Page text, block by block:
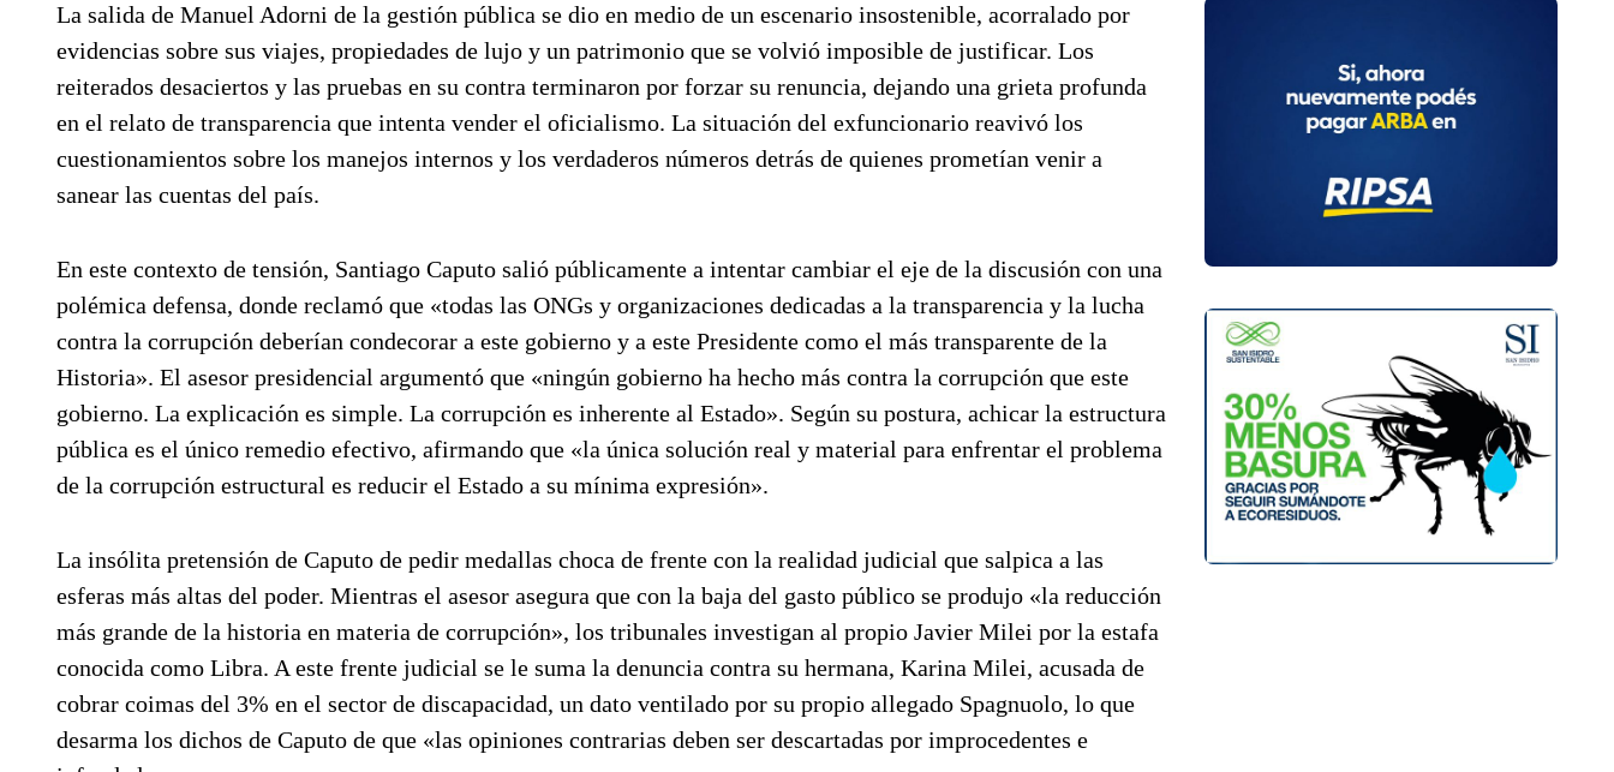
La salida de Manuel Adorni de la gestión pública se dio en medio de un escenario insostenible, acorralado por
evidencias sobre sus viajes, propiedades de lujo y un patrimonio que se volvió imposible de justificar. Los
reiterados desaciertos y las pruebas en su contra terminaron por forzar su renuncia, dejando una grieta profunda
en el relato de transparencia que intenta vender el oficialismo. La situación del exfuncionario reavivó los
cuestionamientos sobre los manejos internos y los verdaderos números detrás de quienes prometían venir a
sanear las cuentas del país.
En este contexto de tensión, Santiago Caputo salió públicamente a intentar cambiar el eje de la discusión con una
polémica defensa, donde reclamó que «todas las ONGs y organizaciones dedicadas a la transparencia y la lucha
contra la corrupción deberían condecorar a este gobierno y a este Presidente como el más transparente de la
Historia». El asesor presidencial argumentó que «ningún gobierno ha hecho más contra la corrupción que este
gobierno. La explicación es simple. La corrupción es inherente al Estado». Según su postura, achicar la estructura
pública es el único remedio efectivo, afirmando que «la única solución real y material para enfrentar el problema
de la corrupción estructural es reducir el Estado a su mínima expresión».
La insólita pretensión de Caputo de pedir medallas choca de frente con la realidad judicial que salpica a las
esferas más altas del poder. Mientras el asesor asegura que con la baja del gasto público se produjo «la reducción
más grande de la historia en materia de corrupción», los tribunales investigan al propio Javier Milei por la estafa
conocida como Libra. A este frente judicial se le suma la denuncia contra su hermana, Karina Milei, acusada de
cobrar coimas del 3% en el sector de discapacidad, un dato ventilado por su propio allegado Spagnuolo, lo que
desarma los dichos de Caputo de que «las opiniones contrarias deben ser descartadas por improcedentes e